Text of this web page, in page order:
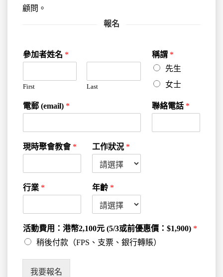
顧問。
報名
參加者姓名 *
First Last
稱謂 *
先生
女士
電郵 (email) * 聯絡電話 *
現時聚會教會 * 工作狀況 *
行業 * 年齡 *
活動費用：港幣2,100元 (5/3或前優惠價：$1,900) *
稍後付款（FPS、支票、銀行轉賬）
我要報名